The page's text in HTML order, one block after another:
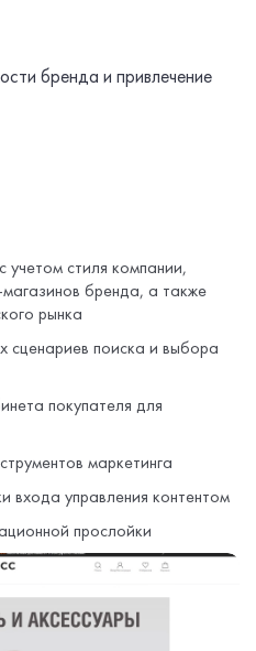
бренда и привлечение
стиля компании,
бренда, а также
рынка
сценариев поиска и выбора
покупателя для
маркетинга
входа управления контентом
прослойки